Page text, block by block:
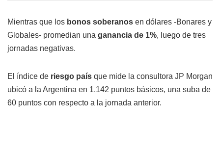
Mientras que los bonos soberanos en dólares -Bonares y
Globales- promedian una ganancia de 1%, luego de tres
jornadas negativas.
El índice de riesgo país que mide la consultora JP Morgan
ubicó a la Argentina en 1.142 puntos básicos, una suba de
60 puntos con respecto a la jornada anterior.